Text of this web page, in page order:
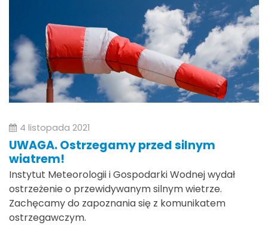
4 listopada 2021
UWAGA. Ostrzegamy przed silnym
wiatrem!
Instytut Meteorologii i Gospodarki Wodnej wydał
ostrzeżenie o przewidywanym silnym wietrze.
Zachęcamy do zapoznania się z komunikatem
ostrzegawczym.